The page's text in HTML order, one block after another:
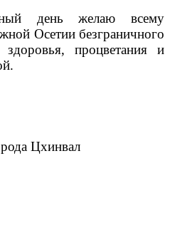
день желаю всему
Осетии безграничного
здоровья, процветания и
Цхинвал